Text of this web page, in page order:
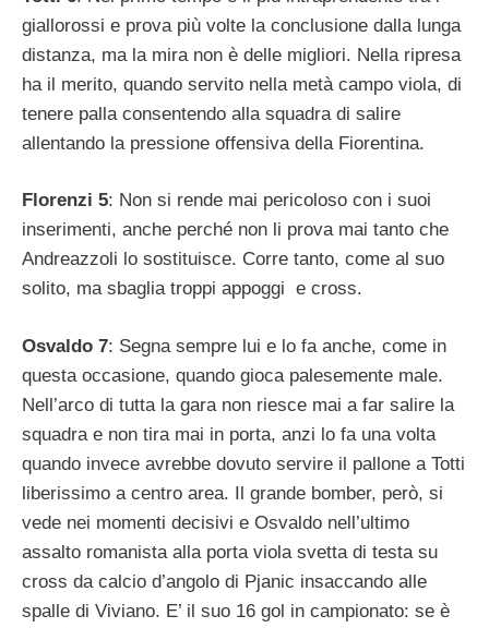
giallorossi e prova più volte la conclusione dalla lunga
distanza, ma la mira non è delle migliori. Nella ripresa
ha il merito, quando servito nella metà campo viola, di
tenere palla consentendo alla squadra di salire
allentando la pressione offensiva della Fiorentina.
Florenzi 5: Non si rende mai pericoloso con i suoi
inserimenti, anche perché non li prova mai tanto che
Andreazzoli lo sostituisce. Corre tanto, come al suo
solito, ma sbaglia troppi appoggi e cross.
Osvaldo 7: Segna sempre lui e lo fa anche, come in
questa occasione, quando gioca palesemente male.
Nell’arco di tutta la gara non riesce mai a far salire la
squadra e non tira mai in porta, anzi lo fa una volta
quando invece avrebbe dovuto servire il pallone a Totti
liberissimo a centro area. Il grande bomber, però, si
vede nei momenti decisivi e Osvaldo nell’ultimo
assalto romanista alla porta viola svetta di testa su
cross da calcio d’angolo di Pjanic insaccando alle
spalle di Viviano. E’ il suo 16 gol in campionato: se è